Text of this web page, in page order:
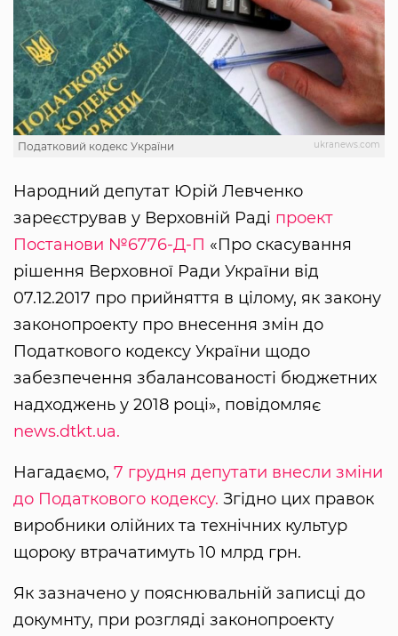
ukranews.com
Податковий кодекс України
Народний депутат Юрій Левченко
зареєстрував у Верховній Раді проект
Постанови №6776-Д-П «Про скасування
рішення Верховної Ради України від
07.12.2017 про прийняття в цілому, як закону
законопроекту про внесення змін до
Податкового кодексу України щодо
забезпечення збалансованості бюджетних
надходжень у 2018 році», повідомляє
news.dtkt.ua.
Нагадаємо, 7 грудня депутати внесли зміни
до Податкового кодексу. Згідно цих правок
виробники олійних та технічних культур
щороку втрачатимуть 10 млрд грн.
Як зазначено у пояснювальній записці до
докумнту, при розгляді законопроекту